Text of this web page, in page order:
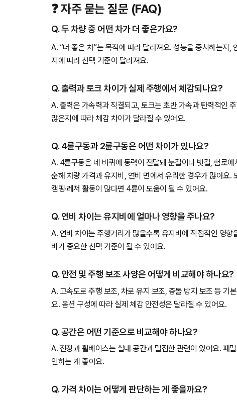
❓ 자주 묻는 질문 (FAQ)
Q. 두 차량 중 어떤 차가 더 좋은가요?
A. “더 좋은 차”는 목적에 따라 달라져요. 성능을 중시하는지
지에 따라 선택 기준이 달라져요.
Q. 출력과 토크 차이가 실제 주행에서 체감되나요?
A. 출력은 가속력과 직결되고, 토크는 초반 가속과 탄력적인
많은지에 따라 체감 차이가 달라질 수 있어요.
Q. 4륜구동과 2륜구동은 어떤 차이가 있나요?
A. 4륜구동은 네 바퀴에 동력이 전달돼 눈길이나 빗길, 험로
순해 차량 가격과 유지비, 연비 면에서 유리한 경우가 많아요
캠핑·레저 활동이 많다면 4륜이 도움이 될 수 있어요.
Q. 연비 차이는 유지비에 얼마나 영향을 주나요?
A. 연비 차이는 주행거리가 많을수록 유지비에 직접적인 영
비가 중요한 선택 기준이 될 수 있어요.
Q. 안전 및 주행 보조 사양은 어떻게 비교해야 하나요?
A. 고속도로 주행 보조, 차로 유지 보조, 충돌 방지 보조 등 기
요. 옵션 구성에 따라 실제 체감 안전성은 달라질 수 있어요.
Q. 공간은 어떤 기준으로 비교해야 하나요?
A. 전장과 휠베이스는 실내 공간과 밀접한 관련이 있어요. 패
인하는 게 좋아요.
Q. 가격 차이는 어떻게 판단하는 게 좋을까요?